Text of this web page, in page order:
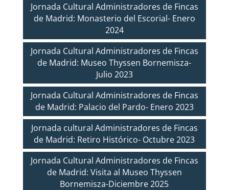
Jornada Cultural Administradores de Fincas
de Madrid: Monasterio del Escorial- Enero
2024
Jornada Cultural Administradores de Fincas
de Madrid: Museo Thyssen Bornemisza-
Julio 2023
Jornada Cultural Administradores de Fincas
de Madrid: Palacio del Pardo- Enero 2023
Jornada cultural Administradores de Fincas
de Madrid: Retiro Histórico- Octubre 2023
Jornada Cultural Administradores de Fincas
de Madrid: Visita al Museo Thyssen
Bornemisza-Diciembre 2025